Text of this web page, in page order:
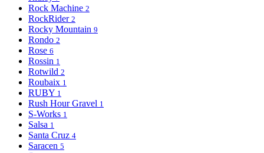
Rock Machine 2
RockRider 2
Rocky Mountain 9
Rondo 2
Rose 6
Rossin 1
Rotwild 2
Roubaix 1
RUBY 1
Rush Hour Gravel 1
S-Works 1
Salsa 1
Santa Cruz 4
Saracen 5